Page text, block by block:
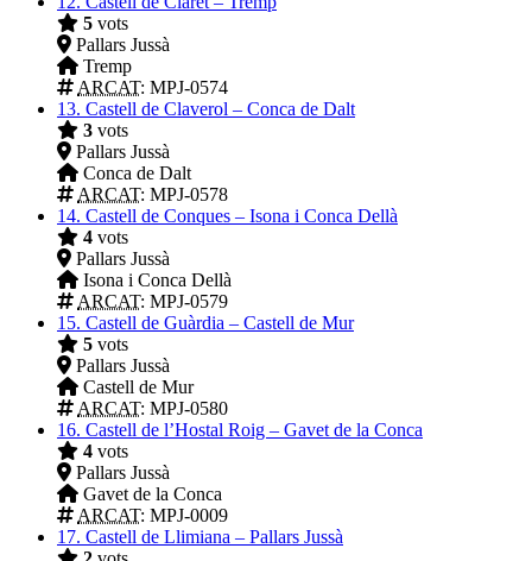
5 vots
Pallars Jussà
Tremp
ARCAT: MPJ-0574
13. Castell de Claverol – Conca de Dalt
3 vots
Pallars Jussà
Conca de Dalt
ARCAT: MPJ-0578
14. Castell de Conques – Isona i Conca Dellà
4 vots
Pallars Jussà
Isona i Conca Dellà
ARCAT: MPJ-0579
15. Castell de Guàrdia – Castell de Mur
5 vots
Pallars Jussà
Castell de Mur
ARCAT: MPJ-0580
16. Castell de l’Hostal Roig – Gavet de la Conca
4 vots
Pallars Jussà
Gavet de la Conca
ARCAT: MPJ-0009
17. Castell de Llimiana – Pallars Jussà